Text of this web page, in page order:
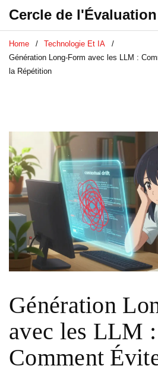
Cercle de
Home
Technologie Et IA
Génération Long-Form avec les LLM :
la Répétition
Génération
avec les LLM :
Comment